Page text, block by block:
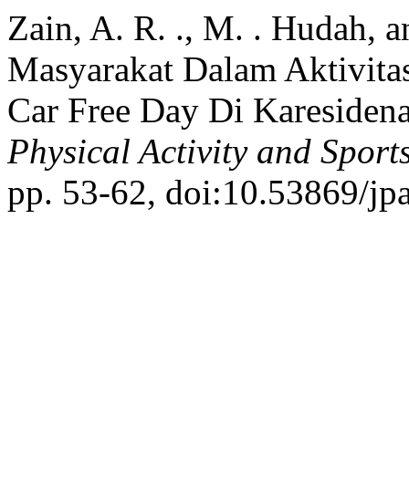
Zain, A. R. ., M. . Hudah,
Masyarakat Dalam
Car Free Day Di
Physical Activity and
pp. 53-62, doi:10.53869/